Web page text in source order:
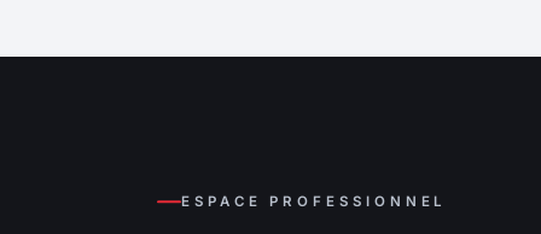
ESPACE PROFESSIONNEL